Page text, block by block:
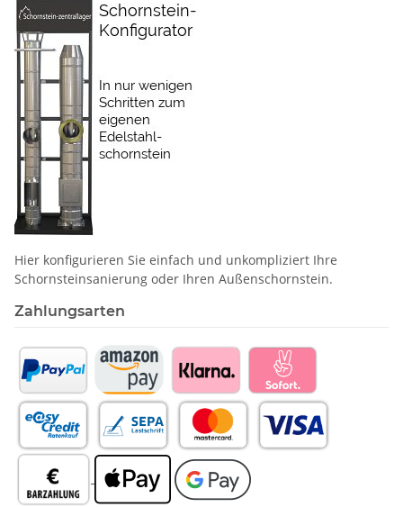
Hier konfigurieren Sie einfach und unkompliziert Ihre
Schornstein­sanierung oder Ihren Außenschornstein.
Zahlungsarten